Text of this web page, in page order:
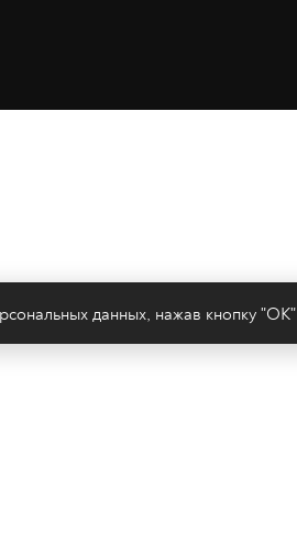
данных, нажав кнопку "ОК"